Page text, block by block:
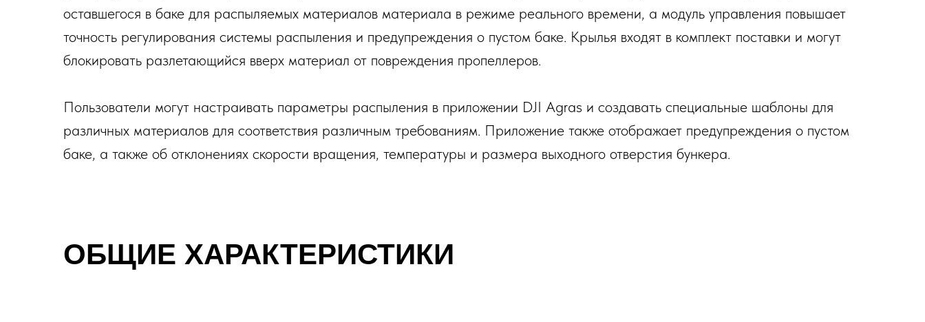
оставшегося в баке для распыляемых материалов материала в режиме реального времени, а модуль управления повышает
точность регулирования системы распыления и предупреждения о пустом баке. Крылья входят в комплект поставки и могут
блокировать разлетающийся вверх материал от повреждения пропеллеров.
Пользователи могут настраивать параметры распыления в приложении DJI Agras и создавать специальные шаблоны для
различных материалов для соответствия различным требованиям. Приложение также отображает предупреждения о пустом
баке, а также об отклонениях скорости вращения, температуры и размера выходного отверстия бункера.
ОБЩИЕ ХАРАКТЕРИСТИКИ